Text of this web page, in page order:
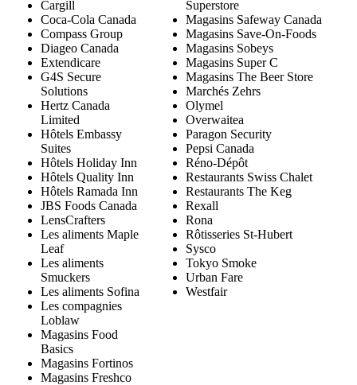
Cargill
Coca-Cola Canada
Compass Group
Diageo Canada
Extendicare
G4S Secure
Solutions
Hertz Canada
Limited
Hôtels Embassy
Suites
Hôtels Holiday Inn
Hôtels Quality Inn
Hôtels Ramada Inn
JBS Foods Canada
LensCrafters
Les aliments Maple
Leaf
Les aliments
Smuckers
Les aliments Sofina
Les compagnies
Loblaw
Magasins Food
Basics
Magasins Fortinos
Magasins Freshco
Superstore
Magasins Safeway Canada
Magasins Save-On-Foods
Magasins Sobeys
Magasins Super C
Magasins The Beer Store
Marchés Zehrs
Olymel
Overwaitea
Paragon Security
Pepsi Canada
Réno-Dépôt
Restaurants Swiss Chalet
Restaurants The Keg
Rexall
Rona
Rôtisseries St-Hubert
Sysco
Tokyo Smoke
Urban Fare
Westfair